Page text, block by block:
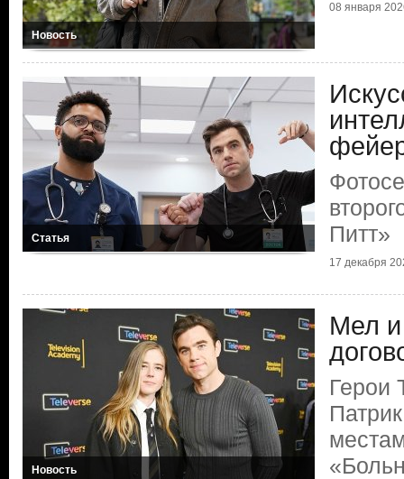
Новость
08 января
Статья
Питт»
17 декабря
Новость
Мел
Герои